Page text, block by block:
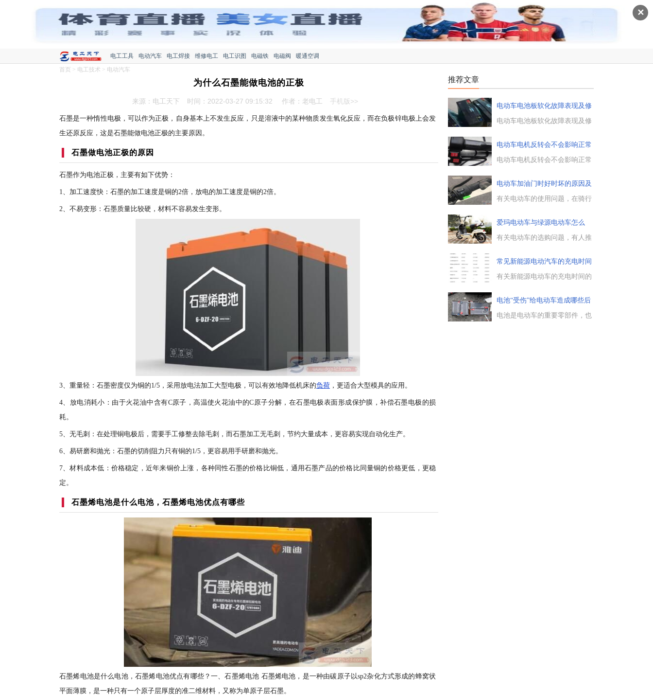
✕
电工工具 电动汽车 电工焊接 维修电工 电工识图 电磁铁 电磁阀
暖通空调
首页 > 电工技术 > 电动汽车
为什么石墨能做电池的正极
来源：电工天下 时间：2022-03-27 09:15:32 作者：老电工 手机版>>
石墨是一种惰性电极，可以作为正极，自身基本上不发生反应，只是溶液中的某种物质发生氧化反应，而在负极锌电极上会发
生还原反应，这是石墨能做电池正极的主要原因。
石墨做电池正极的原因
石墨作为电池正极，主要有如下优势：
1、加工速度快：石墨的加工速度是铜的2倍，放电的加工速度是铜的2倍。
2、不易变形：石墨质量比较硬，材料不容易发生变形。
3、重量轻：石墨密度仅为铜的1/5，采用放电法加工大型电极，可以有效地降低机床的负荷 ，更适合大型模具的应用。
4、放电消耗小：由于火花油中含有C原子，高温使火花油中的C原子分解，在石墨电极表面形成保护膜，补偿石墨电极的损
耗。
5、无毛刺：在处理铜电极后，需要手工修整去除毛刺，而石墨加工无毛刺，节约大量成本，更容易实现自动化生产。
6、易研磨和抛光：石墨的切削阻力只有铜的1/5，更容易用手研磨和抛光。
7、材料成本低：价格稳定，近年来铜价上涨，各种同性石墨的价格比铜低，通用石墨产品的价格比同量铜的价格更低，更稳
定。
石墨烯电池是什么电池，石墨烯电池优点有哪些
石墨烯电池是什么电池，石墨烯电池优点有哪些？一、石墨烯电池 石墨烯电池，是一种由碳原子以sp2杂化方式形成的蜂窝状
平面薄膜，是一种只有一个原子层厚度的准二维材料，又称为单原子层石墨。
推荐文章
电动车电池板软化故障表现及修
复
电动车电池板软化故障表现及修
表面从固体逐渐变软为糊状，表
面积不断减小，导致电池容量不
断减小。2、修复方法 针对电池
后，灯泡放电1 - 5小时。然后使
用激活器，激活修复。...
电动车电机反转会不会影响正常
行
电动车电机反转会不会影响正常
现反转的问题时，先检查下是否
打开了倒档开关。有时按开了车
上的开关按钮，打开了倒档，就
电动车加油门时好时坏的原因及
故
有关电动车的使用问题，在骑行
时，总是时好时坏，经常提不上
速度，这是什么原因引起的，是
调速转把损坏了，还是控制器损
爱玛电动车与绿源电动车怎么
选？
有关电动车的选购问题，有人推
不错，也有人推荐绿源电动车，
那么这二个品牌的电动车怎么
选，下面一起来看下。...
常见新能源电动汽车的充电时间
有关新能源电动车的充电时间的
主，肯定都希望续航里程越长越
好，充电时间越短越好，这里列
举了一些常见的新能源电动车的
电池“受伤”给电动车造成哪些后
电池是电动车的重要零部件，也